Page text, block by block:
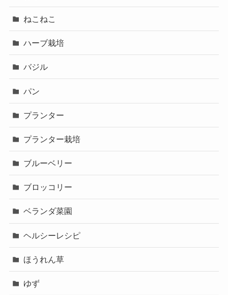
ねこねこ
ハーブ栽培
バジル
パン
プランター
プランター栽培
ブルーベリー
ブロッコリー
ベランダ菜園
ヘルシーレシピ
ほうれん草
ゆず